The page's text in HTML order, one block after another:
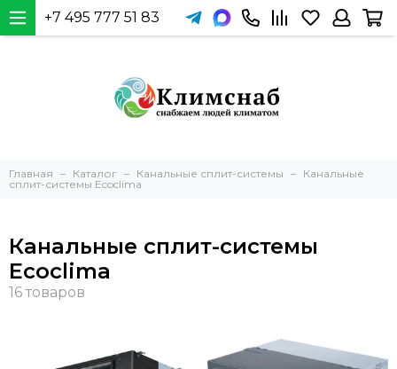
+7 495 777 51 83
Главная Каталог Канальные сплит-системы
Канальные
сплит-системы Ecoclima
Канальные сплит-системы
Ecoclima